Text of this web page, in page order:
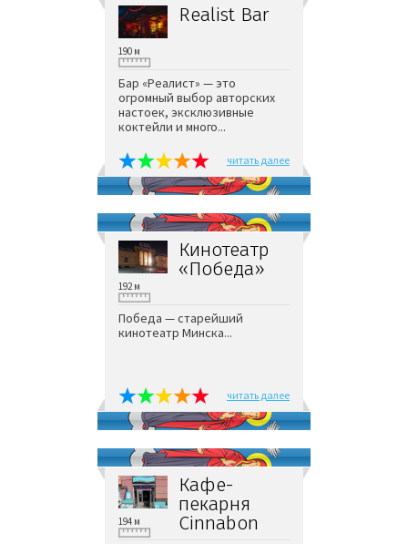
Realist Bar
190 м
Бар «Реалист» — это
огромный выбор авторских
настоек, эксклюзивные
коктейли и много...
читать далее
Кинотеатр
«Победа»
192 м
Победа — старейший
кинотеатр Минска...
читать далее
Кафе-
пекарня
Cinnabon
194 м